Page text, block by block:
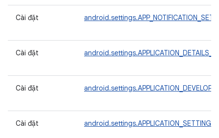
Cài đặt
Cài đặt
Cài đặt
Cài đặt android.settings.APPLICATION_SETTINGS